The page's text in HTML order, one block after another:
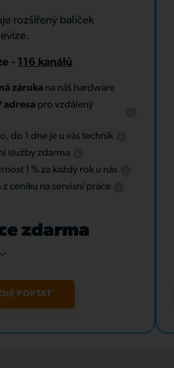
rozšířený balíček
- 116 kanálů
záruka na náš hardware
adresa pro vzdálený
do 1 dne je u vás technik
služby zdarma
1 % za každý rok u nás
z ceníku na servisní práce
zdarma
POPTAT